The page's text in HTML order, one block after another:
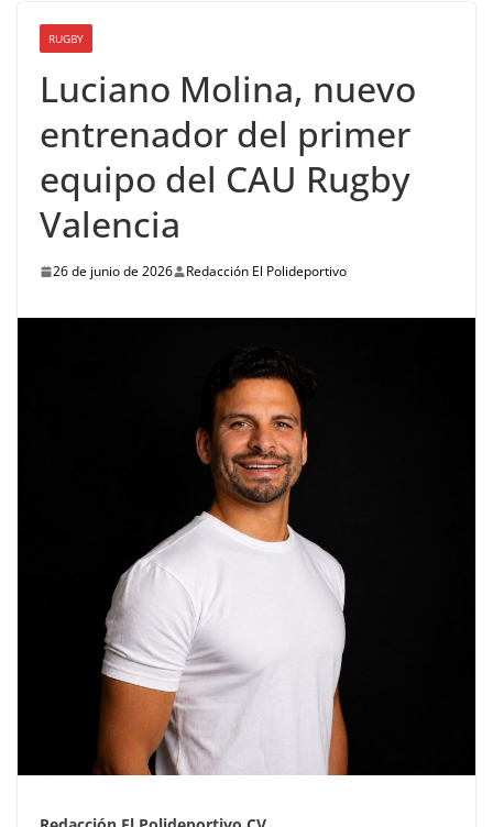
RUGBY
Luciano Molina, nuevo
entrenador del primer
equipo del CAU Rugby
Valencia
26 de junio de 2026 Redacción El Polideportivo